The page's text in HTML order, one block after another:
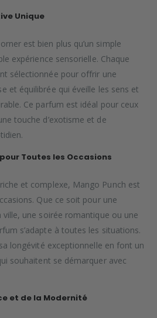
Unique
est bien plus qu’un simple
expérience sensorielle. Chaque
sélectionnée pour offrir une
et équilibrée qui éveille les sens et
Ce parfum est idéal pour ceux
touche d’exotisme et de
Toutes les Occasions
et complexe, Mango Punch est
Que ce soit pour une
une soirée romantique ou une
s’adapte à toutes les situations.
longévité exceptionnelle en font un
souhaitent se démarquer avec
et de la Modernité